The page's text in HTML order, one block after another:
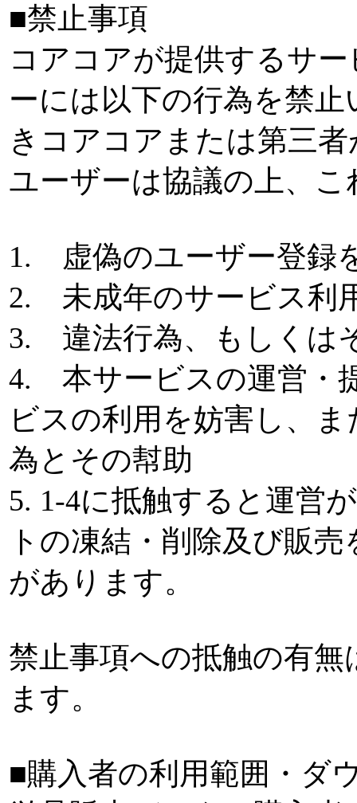
■禁止事項
コアコアが提供するサ
ーには以下の行為を禁
きコアコアまたは第三
ユーザーは協議の上、
1. 虚偽のユーザー登録
2. 未成年のサービス利
3. 違法行為、もしくは
4. 本サービスの運営・
ビスの利用を妨害し、
為とその幇助
5. 1-4に抵触すると運営
トの凍結・削除及び販
があります。
禁止事項への抵触の有
ます。
■購入者の利用範囲・ダ